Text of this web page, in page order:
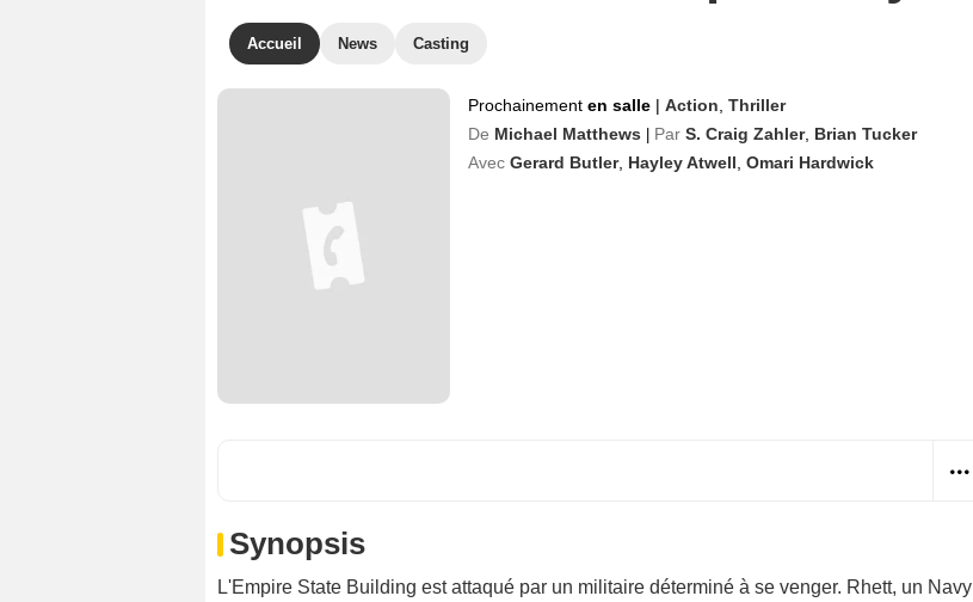
Accueil News Casting
Prochainement en salle | Action Thriller
De Michael Matthews Par S. Craig Zahler, Brian Tucker
Avec Gerard Butler, Hayley Atwell Omari Hardwick
Synopsis
L'Empire State Building est attaqué par un militaire déterminé à se venger. Rhett, un Navy